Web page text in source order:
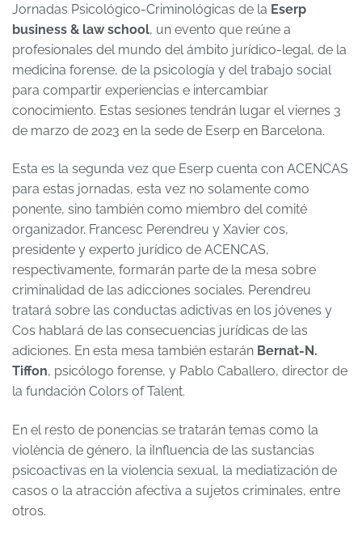
contar
con
ACENCAS
para
sus
jornadas
Psicológico-
Jornadas Psicológico-Criminológicas de la Eserp
business & law school, un evento que reúne a
profesionales del mundo del ámbito jurídico-legal, de la
medicina forense, de la psicología y del trabajo social
para compartir experiencias e intercambiar
conocimiento. Estas sesiones tendrán lugar el viernes 3
de marzo de 2023 en la sede de Eserp en Barcelona.
Esta es la segunda vez que Eserp cuenta con ACENCAS
para estas jornadas, esta vez no solamente como
ponente, sino también como miembro del comité
organizador. Francesc Perendreu y Xavier cos,
presidente y experto jurídico de ACENCAS,
respectivamente, formarán parte de la mesa sobre
criminalidad de las adicciones sociales. Perendreu
tratará sobre las conductas adictivas en los jóvenes y
Cos hablará de las consecuencias jurídicas de las
adiciones. En esta mesa también estarán Bernat-N.
Tiffon, psicólogo forense, y Pablo Caballero, director de
la fundación Colors of Talent.
En el resto de ponencias se tratarán temas como la
violència de género, la iInfluencia de las sustancias
psicoactivas en la violencia sexual, la mediatización de
casos o la atracción afectiva a sujetos criminales, entre
otros.